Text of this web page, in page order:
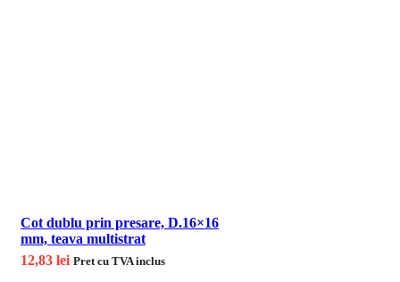
Cot dublu prin presare, D.16×16
mm, teava multistrat
12,83 lei Pret cu TVA inclus